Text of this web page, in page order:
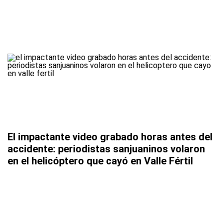
El impactante video grabado horas antes del
accidente: periodistas sanjuaninos volaron
en el helicóptero que cayó en Valle Fértil